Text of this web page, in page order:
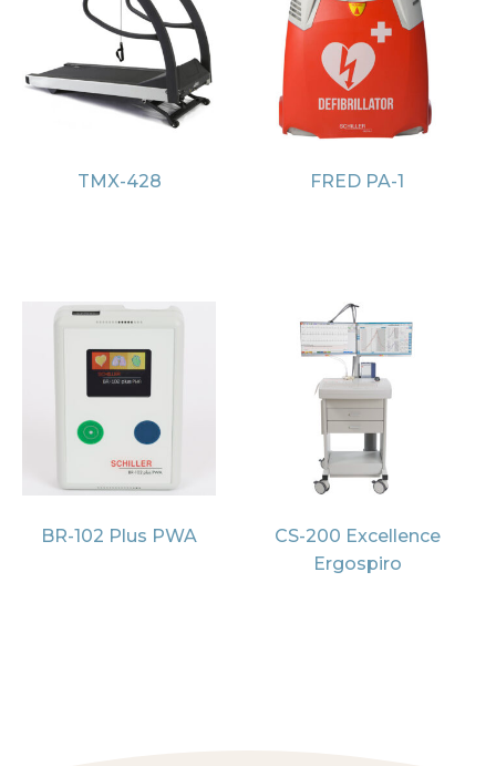
TMX-428 FRED PA-1
BR-102 Plus PWA
CS-200 Excellence
Ergospiro